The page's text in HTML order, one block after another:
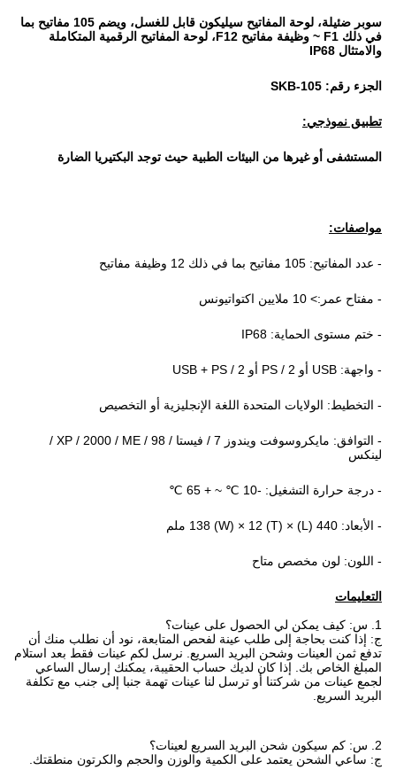
سوبر ضئيلة، لوحة المفاتيح سيليكون قابل للغسل، ويضم 105 مفاتيح بما
في ذلك F1 ~ وظيفة مفاتيح F12، لوحة المفاتيح الرقمية المتكاملة
والامتثال IP68
الجزء رقم: SKB-105
تطبيق نموذجي:
المستشفى أو غيرها من البيئات الطبية حيث توجد البكتيريا الضارة
مواصفات:
- عدد المفاتيح: 105 مفاتيح بما في ذلك 12 وظيفة مفاتيح
- مفتاح عمر:> 10 ملايين اكتواتيونس
- ختم مستوى الحماية: IP68
- واجهة: USB أو PS / 2 أو USB + PS / 2
- التخطيط: الولايات المتحدة اللغة الإنجليزية أو التخصيص
- التوافق: مايكروسوفت ويندوز 7 / فيستا / XP / 2000 / ME / 98 /
لينكس
- درجة حرارة التشغيل: -10 ℃ ~ + 65 ℃
- الأبعاد: 440 (L) × 138 (W) × 12 (T) ملم
- اللون: لون مخصص متاح
التعليمات
1. س: كيف يمكن لي الحصول على عينات؟
ج: إذا كنت بحاجة إلى طلب عينة لفحص المتابعة، نود أن نطلب منك أن
تدفع ثمن العينات وشحن البريد السريع. نرسل لكم عينات فقط بعد استلام
المبلغ الخاص بك. إذا كان لديك حساب الحقيبة، يمكنك إرسال الساعي
لجمع عينات من شركتنا أو ترسل لنا عينات تهمة جنبا إلى جنب مع تكلفة
البريد السريع.
2. س: كم سيكون شحن البريد السريع لعينات؟
ج: ساعي الشحن يعتمد على الكمية والوزن والحجم والكرتون منطقتك.